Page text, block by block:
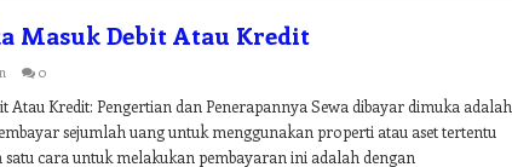
Masuk Debit Atau Kredit
0
Atau Kredit: Pengertian dan Penerapannya Sewa dibayar dimuka adalah
sejumlah uang untuk menggunakan properti atau aset tertentu
satu cara untuk melakukan pembayaran ini adalah dengan